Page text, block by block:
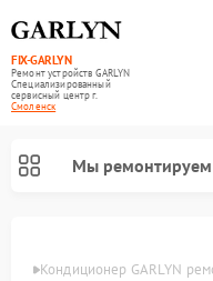
FIX-GARLYN
Ремонт устройств GARLYN
Специализированный
cервисный центр г.
Смоленск
Мы ремонтируем
Кондиционер GARLYN